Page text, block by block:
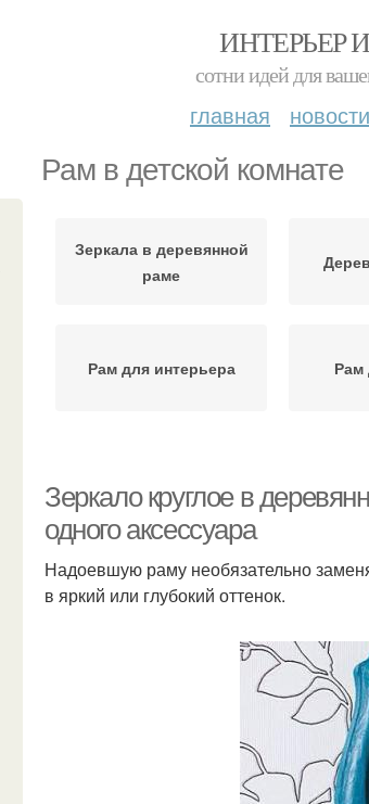
ИНТЕРЬЕР
сотни идей для
главная новости
Рам в детской комнате
Зеркала в деревянной
раме
Рам для интерьера Рам
Зеркало круглое в
одного аксессуара
Надоевшую раму необязательно
в яркий или глубокий оттенок.